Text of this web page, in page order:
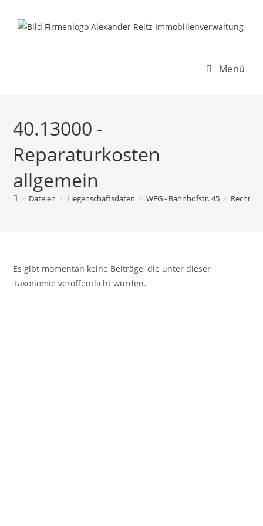
Inhalt
Menü
40.13000 -
Reparaturkosten
allgemein
> Dateien > Liegenschaftsdaten > WEG - Bahnhofstr. 45 >
Es gibt momentan keine Beiträge, die unter dieser
Taxonomie veröffentlicht wurden.